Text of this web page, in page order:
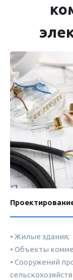
• Жилые здания;
• Объекты
• Сооружений